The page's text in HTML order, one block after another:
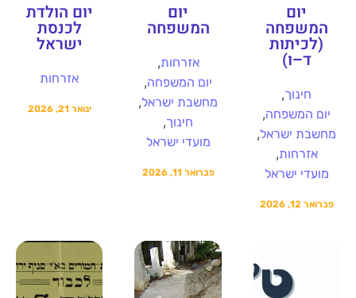
יום
המשפחה
(לכיתות
ד–ו)
חינוך,
יום המשפחה,
מחשבת ישראל,
אזרחות,
מועדי ישראל
פברואר 12, 2026
יום
המשפחה
אזרחות,
יום המשפחה,
מחשבת ישראל,
חינוך,
מועדי ישראל
פברואר 11, 2026
יום הולדת
לכנסת
ישראל
אזרחות
ינואר 21, 2026